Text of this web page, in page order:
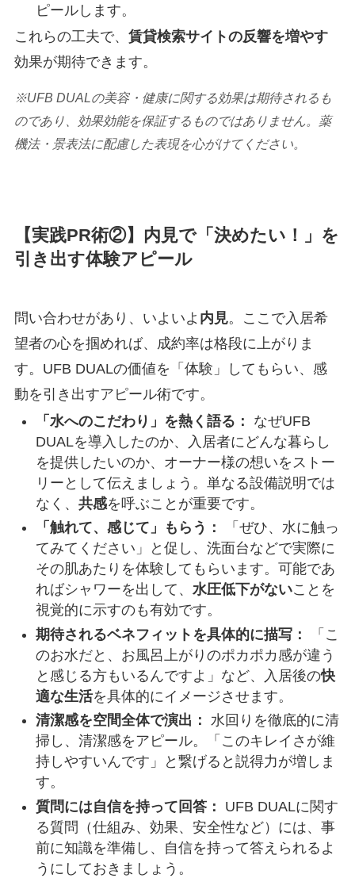
ピールします。
これらの工夫で、 賃貸検索サイトの反響を増やす
効果が期待できます。
※UFB DUALの美容・健康に関する効果は期待されるも
のであり、効果効能を保証するものではありません。薬
機法・景表法に配慮した表現を心がけてください。
【実践PR術②】内見で「決めたい！」を
引き出す体験アピール
問い合わせがあり、いよいよ 内見。ここで入居希
望者の心を掴めれば、成約率は格段に上がりま
す。UFB DUALの価値を「体験」してもらい、感
動を引き出すアピール術です。
「水へのこだわり」を熱く語る：
なぜUFB
DUALを導入したのか、入居者にどんな暮らし
を提供したいのか、オーナー様の想いをストー
リーとして伝えましょう。単なる設備説明では
なく、 共感を呼ぶことが重要です。
「触れて、感じて」もらう：
「ぜひ、水に触っ
てみてください」と促し、洗面台などで実際に
その肌あたりを体験してもらいます。可能であ
ればシャワーを出して、 水圧低下がないことを
視覚的に示すのも有効です。
期待されるベネフィットを具体的に描写：
「こ
のお水だと、お風呂上がりのポカポカ感が違う
と感じる方もいるんですよ」など、入居後の快
適な生活を具体的にイメージさせます。
清潔感を空間全体で演出： 水回りを徹底的に清
掃し、清潔感をアピール。「このキレイさが維
持しやすいんです」と繋げると説得力が増しま
す。
質問には自信を持って回答：
UFB DUALに関す
る質問（仕組み、効果、安全性など）には、事
前に知識を準備し、自信を持って答えられるよ
うにしておきましょう。